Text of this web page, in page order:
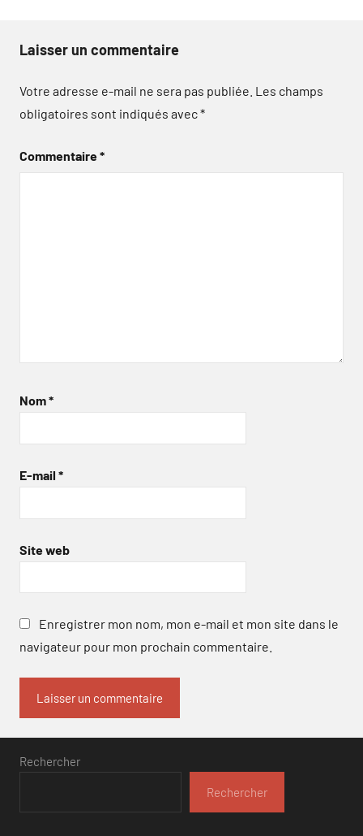
Laisser un commentaire
Votre adresse e-mail ne sera pas publiée. Les champs
obligatoires sont indiqués avec*
Commentaire*
Nom*
E-mail *
Site web
Enregistrer mon nom, mon e-mail et mon site dans le
navigateur pour mon prochain commentaire.
Rechercher
Rechercher